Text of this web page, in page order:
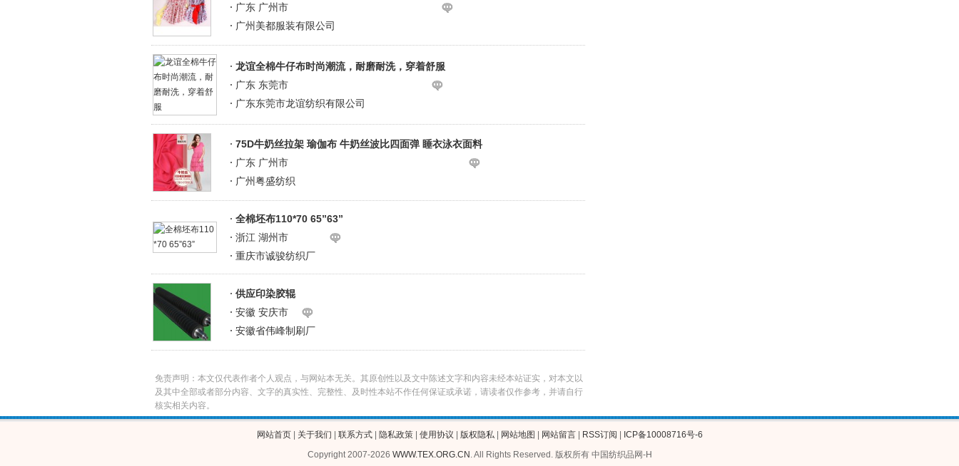
广东 广州市
广州美都服装有限公司
龙谊全棉牛仔布时尚潮流，耐磨耐洗，穿着舒服
广东 东莞市
广东东莞市龙谊纺织有限公司
75D牛奶丝拉架 瑜伽布 牛奶丝波比四面弹 睡衣泳衣面料
广东 广州市
广州粤盛纺织
全棉坯布110*70 65”63”
浙江 湖州市
重庆市诚骏纺织厂
供应印染胶辊
安徽 安庆市
安徽省伟峰制刷厂
免责声明：本文仅代表作者个人观点，与网站本无关。其原创性以及文中陈述文字和内容未经本站证实，对本文以
及其中全部或者部分内容、文字的真实性、完整性、及时性本站不作任何保证或承诺，请读者仅作参考，并请自行
核实相关内容。
网站首页| 关于我们 联系方式| 隐私政策| 使用协议 版权隐私| 网站地图 网站留言| RSS订阅
ICP备10008716号-6
Copyright 2007-2026 WWW.TEX.ORG.CN . All Rights Reserved. 版权所有 中国纺织品网-H